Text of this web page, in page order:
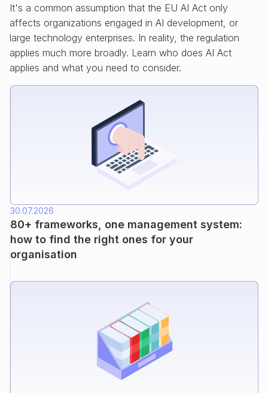
It's a common assumption that the EU AI Act only
affects organizations engaged in AI development, or
large technology enterprises. In reality, the regulation
applies much more broadly. Learn who does AI Act
applies and what you need to consider.
30.07.2026
80+ frameworks, one management system:
how to find the right ones for your
organisation